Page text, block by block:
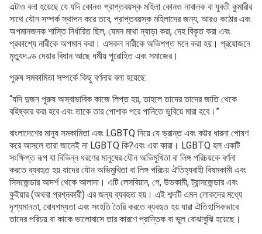
এটাও বলা হয়েছে যে যদি কোনও প্রাপ্তবয়স্ক মহিলা কোনও নাবালক বা যুবতী কুমারীর
সাথে যৌন সম্পর্ক স্থাপন করে তবে, প্রাপ্তবয়স্ক মহিলাদের জন্য, আরও কঠোর এবং
অপমানজনক শাস্তি নির্ধারিত ছিল, যেমন মাথা ন্যাড়া করা, দেহ বিকৃত করা এবং
প্রকাশ্যে নারীকে অপমান করা। এসকল নারীকে অভিশপ্ত মনে করা হয়। প্রয়োজনে
মৃত্যুদণ্ড দেয়ার বিধান আছে ধর্মীয় পুরোহিত এবং সমাজের।
পুরুষ সমকামিতা সম্পর্কে কিছু বর্ণনায় বলা হয়েছে:
“যদি দুজন পুরুষ অস্বাভাবিক কাজে লিপ্ত হয়, তাহলে তাদের তাদের জাতি থেকে
বহিষ্কার করা হবে এবং তাকে তার পোশাক পরে পানিতে ডুবিয়ে মারা হবে।”
বাংলাদেশের মানুষ সমকামিতা এবং LGBTQ নিয়ে যে ভ্রান্ত এবং কট্টর ধারনা পোষণ
করে আসলে তারা জানেই না LGBTQ কি?এবং এরা কারা। LGBTQ হল একটি
সংক্ষিপ্ত রূপ যা বিভিন্ন ধরণের মানুষের যৌন অভিমুখিতা বা লিঙ্গ পরিচয়কে বর্ণনা
করতে ব্যবহৃত হয় যাদের যৌন অভিমুখিতা বা লিঙ্গ পরিচয় ঐতিহ্যবাহী বিষমকামী এবং
সিসজেন্ডার আদর্শ থেকে আলাদা। এটি লেসবিয়ান, গে, উভকামী, ট্রান্সজেন্ডার এবং
কুইয়ার (অথবা প্রশ্নকারী) এর জন্য ব্যবহৃত হয়। এই শব্দটি এমন লোকদের মধ্যে
দৃশ্যমানতা, বোধগম্যতা এবং সংহতি তৈরি করতে ব্যবহৃত হয় যারা ঐতিহাসিকভাবে
তাদের পরিচয় বা কাকে ভালোবাসে তার কারণে প্রান্তিক বা ভুল বোঝাবুঝি হয়েছে।